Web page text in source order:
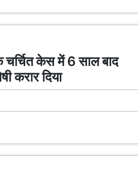
चर्चित केस में 6 साल बाद
करार दिया